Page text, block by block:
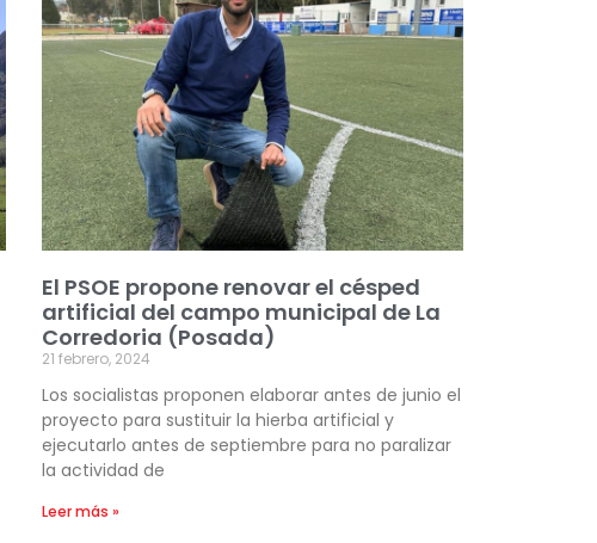
El PSOE propone renovar el césped
artificial del campo municipal de La
Corredoria (Posada)
21 febrero, 2024
Los socialistas proponen elaborar antes de junio el
proyecto para sustituir la hierba artificial y
ejecutarlo antes de septiembre para no paralizar
la actividad de
Leer más »